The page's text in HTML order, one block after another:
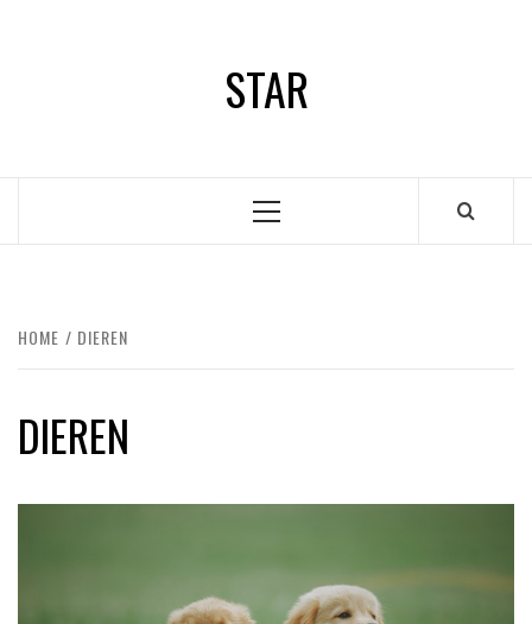
STAR
Primair
HOME DIEREN
DIEREN